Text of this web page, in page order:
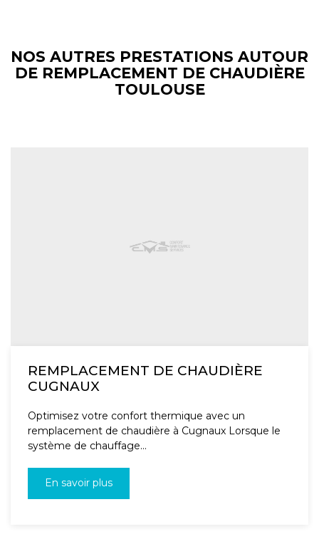
NOS AUTRES PRESTATIONS AUTOUR
DE REMPLACEMENT DE CHAUDIÈRE
TOULOUSE
REMPLACEMENT DE CHAUDIÈRE
CUGNAUX
Optimisez votre confort thermique avec un
remplacement de chaudière à Cugnaux Lorsque le
système de chauffage...
En savoir plus